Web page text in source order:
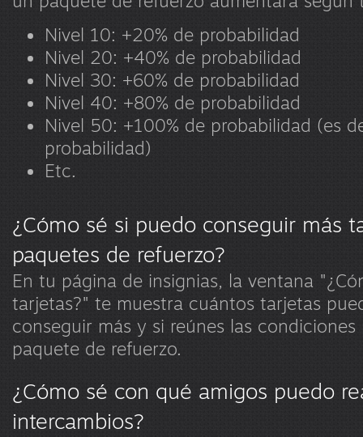
Nivel 10: +20% de probabilidad
Nivel 20: +40% de probabilidad
Nivel 30: +60% de probabilidad
Nivel 40: +80% de probabilidad
Nivel 50: +100% de probabilidad (es
probabilidad)
Etc.
¿Cómo sé si puedo conseguir más
paquetes de refuerzo?
En tu página de insignias, la ventana
tarjetas?" te muestra cuántos tarjetas
conseguir más y si reúnes las
paquete de refuerzo.
¿Cómo sé con qué amigos puedo
intercambios?